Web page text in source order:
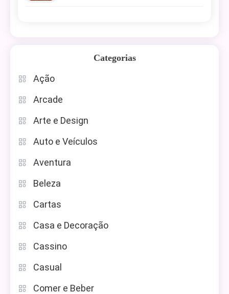
Categorias
Ação
Arcade
Arte e Design
Auto e Veículos
Aventura
Beleza
Cartas
Casa e Decoração
Cassino
Casual
Comer e Beber